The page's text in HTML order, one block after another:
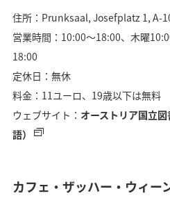
住所：Prunksaal, Josefplatz 1, A-
営業時間：10:00〜18:00、木曜
18:00
定休日：無休
料金：11ユーロ、19歳以下は無料
ウェブサイト： オーストリア国立
語）
カフェ・ザッハー・ウィー